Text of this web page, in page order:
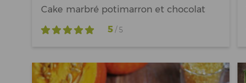
Cake marbré potimarron et chocolat
5/ 5